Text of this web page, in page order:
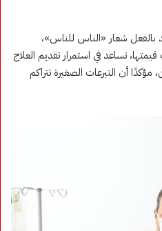
شعار «الناس للناس»،
تساعد في استمرار تقديم العلاج
مؤكدًا أن التبرعات الصغيرة تتراكم